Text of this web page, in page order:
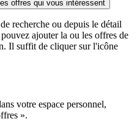
offres qui vous intéressent
recherche ou depuis le détail
ajouter la ou les offres de
Il suffit de cliquer sur l'icône
votre espace personnel,
».